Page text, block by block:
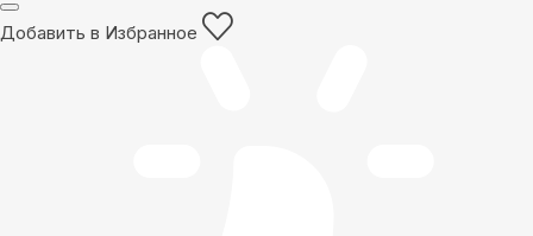
Добавить в Избранное